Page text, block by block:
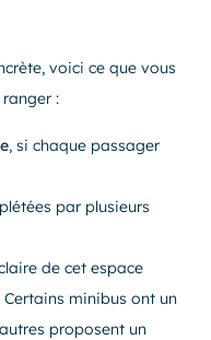
voici ce que vous
:
, si chaque passager
par plusieurs
de cet espace
minibus ont un
proposent un